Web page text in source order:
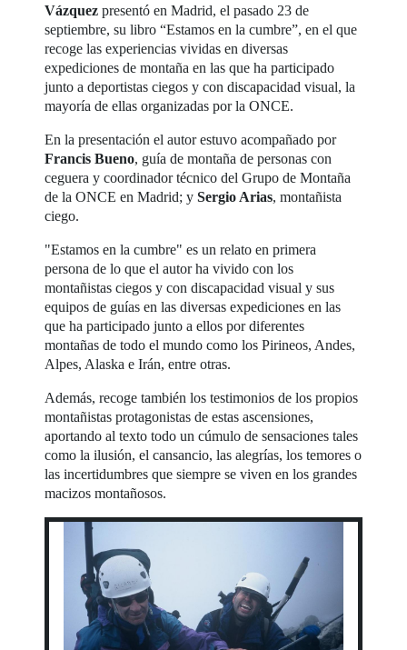
Vázquez presentó en Madrid, el pasado 23 de
septiembre, su libro “Estamos en la cumbre”, en el que
recoge las experiencias vividas en diversas
expediciones de montaña en las que ha participado
junto a deportistas ciegos y con discapacidad visual, la
mayoría de ellas organizadas por la ONCE.
En la presentación el autor estuvo acompañado por
Francis Bueno, guía de montaña de personas con
ceguera y coordinador técnico del Grupo de Montaña
de la ONCE en Madrid; ySergio Arias, montañista
ciego.
"Estamos en la cumbre" es un relato en primera
persona de lo que el autor ha vivido con los
montañistas ciegos y con discapacidad visual y sus
equipos de guías en las diversas expediciones en las
que ha participado junto a ellos por diferentes
montañas de todo el mundo como los Pirineos, Andes,
Alpes, Alaska e Irán, entre otras.
Además, recoge también los testimonios de los propios
montañistas protagonistas de estas ascensiones,
aportando al texto todo un cúmulo de sensaciones tales
como la ilusión, el cansancio, las alegrías, los temores o
las incertidumbres que siempre se viven en los grandes
macizos montañosos.